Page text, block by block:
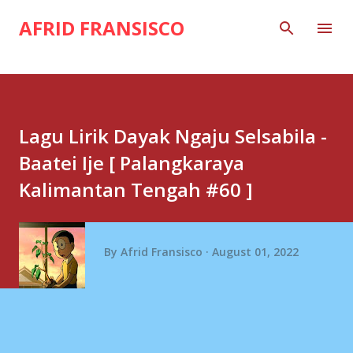
Skip to main content
AFRID FRANSISCO
Lagu Lirik Dayak Ngaju Selsabila -
Baatei Ije [ Palangkaraya
Kalimantan Tengah #60 ]
By Afrid Fransisco August 01, 2022